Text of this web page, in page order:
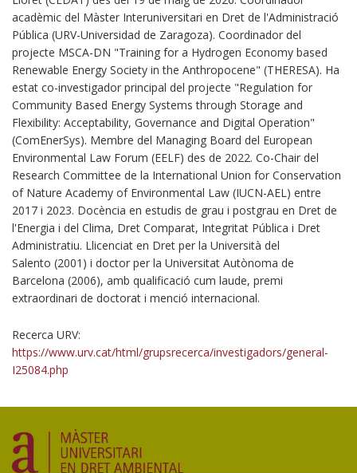
acadèmic del Màster Interuniversitari en Dret de l'Administració
Pública (URV-Universidad de Zaragoza). Coordinador del
projecte MSCA-DN "Training for a Hydrogen Economy based
Renewable Energy Society in the Anthropocene" (THERESA). Ha
estat co-investigador principal del projecte "Regulation for
Community Based Energy Systems through Storage and
Flexibility: Acceptability, Governance and Digital Operation"
(ComEnerSys). Membre del Managing Board del European
Environmental Law Forum (EELF) des de 2022. Co-Chair del
Research Committee de la International Union for Conservation
of Nature Academy of Environmental Law (IUCN-AEL) entre
2017 i 2023. Docència en estudis de grau i postgrau en Dret de
l'Energia i del Clima, Dret Comparat, Integritat Pública i Dret
Administratiu. Llicenciat en Dret per la Università del
Salento (2001) i doctor per la Universitat Autònoma de
Barcelona (2006), amb qualificació cum laude, premi
extraordinari de doctorat i menció internacional.
Recerca URV:
https://www.urv.cat/html/grupsrecerca/investigadors/general-
I25084.php